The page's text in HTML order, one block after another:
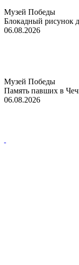
Музей Победы
Блокадный рисунок
06.08.2026
Музей Победы
Память павших в
06.08.2026